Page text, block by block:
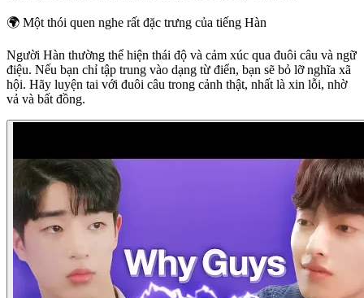
🌍 Một thói quen nghe rất đặc trưng của tiếng Hàn
Người Hàn thường thể hiện thái độ và cảm xúc qua đuôi câu và ngữ
điệu. Nếu bạn chỉ tập trung vào dạng từ điển, bạn sẽ bỏ lỡ nghĩa xã
hội. Hãy luyện tai với đuôi câu trong cảnh thật, nhất là xin lỗi, nhờ
vả và bất đồng.